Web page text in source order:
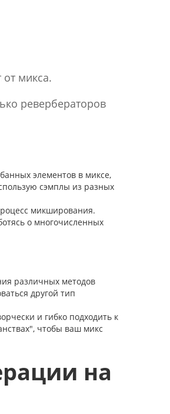
микса.
ревербераторов
элементов в миксе,
сэмплы из разных
микширования.
о многочисленных
различных методов
другой тип
и гибко подходить к
чтобы ваш микс
на